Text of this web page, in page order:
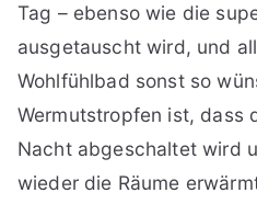
Tag – ebenso wie die
ausgetauscht wird, und
Wohlfühlbad sonst so
Wermutstropfen ist, dass
Nacht abgeschaltet wird
wieder die Räume